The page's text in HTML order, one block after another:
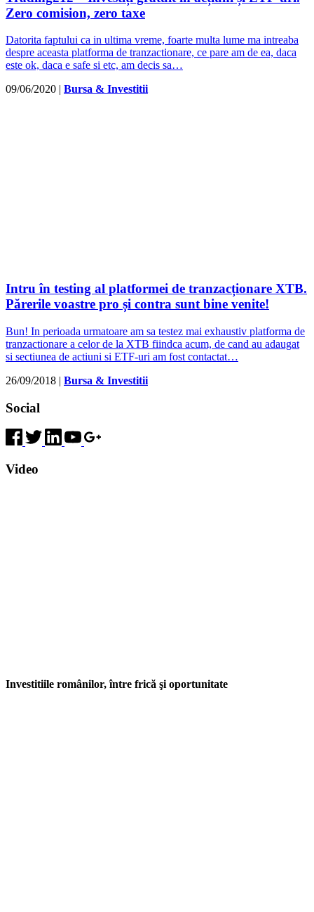
Zero comision, zero taxe
Datorita faptului ca in ultima vreme, foarte multa lume ma intreaba
despre aceasta platforma de tranzactionare, ce pare am de ea, daca
este ok, daca e safe si etc, am decis sa…
09/06/2020 | Bursa & Investitii
Intru în testing al platformei de tranzacționare XTB.
Părerile voastre pro și contra sunt bine venite!
Bun! In perioada urmatoare am sa testez mai exhaustiv platforma de
tranzactionare a celor de la XTB fiindca acum, de cand au adaugat
si sectiunea de actiuni si ETF-uri am fost contactat…
26/09/2018 | Bursa & Investitii
Social
Video
Investitiile românilor, între frică şi oportunitate